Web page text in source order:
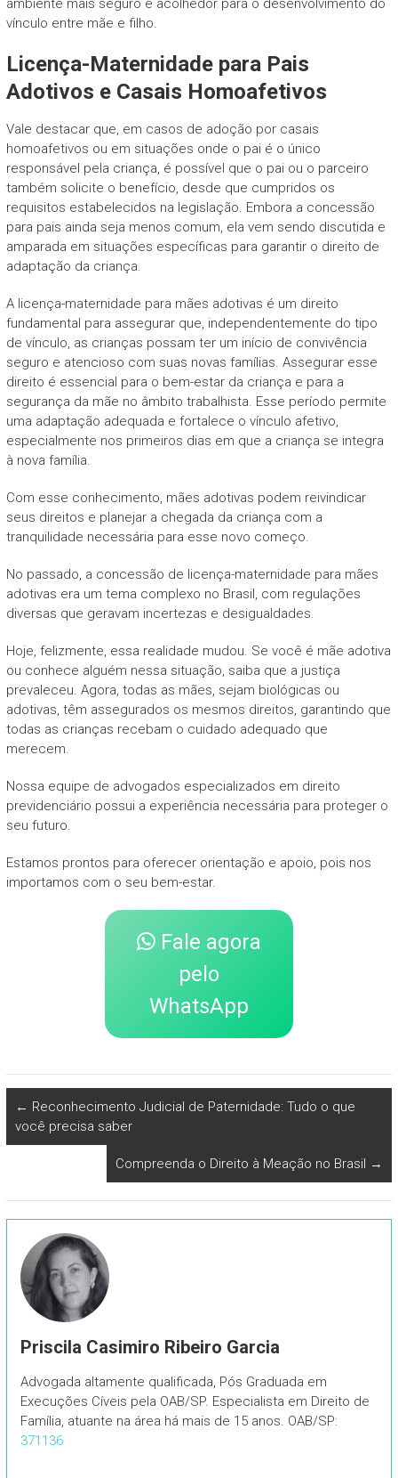
ambiente mais seguro e acolhedor para o desenvolvimento do
vínculo entre mãe e filho.
Licença-Maternidade para Pais
Adotivos e Casais Homoafetivos
Vale destacar que, em casos de adoção por casais
homoafetivos ou em situações onde o pai é o único
responsável pela criança, é possível que o pai ou o parceiro
também solicite o benefício, desde que cumpridos os
requisitos estabelecidos na legislação. Embora a concessão
para pais ainda seja menos comum, ela vem sendo discutida e
amparada em situações específicas para garantir o direito de
adaptação da criança.
A licença-maternidade para mães adotivas é um direito
fundamental para assegurar que, independentemente do tipo
de vínculo, as crianças possam ter um início de convivência
seguro e atencioso com suas novas famílias. Assegurar esse
direito é essencial para o bem-estar da criança e para a
segurança da mãe no âmbito trabalhista. Esse período permite
uma adaptação adequada e fortalece o vínculo afetivo,
especialmente nos primeiros dias em que a criança se integra
à nova família.
Com esse conhecimento, mães adotivas podem reivindicar
seus direitos e planejar a chegada da criança com a
tranquilidade necessária para esse novo começo.
No passado, a concessão de licença-maternidade para mães
adotivas era um tema complexo no Brasil, com regulações
diversas que geravam incertezas e desigualdades.
Hoje, felizmente, essa realidade mudou. Se você é mãe adotiva
ou conhece alguém nessa situação, saiba que a justiça
prevaleceu. Agora, todas as mães, sejam biológicas ou
adotivas, têm assegurados os mesmos direitos, garantindo que
todas as crianças recebam o cuidado adequado que
merecem.
Nossa equipe de advogados especializados em direito
previdenciário possui a experiência necessária para proteger o
seu futuro.
Estamos prontos para oferecer orientação e apoio, pois nos
importamos com o seu bem-estar.
Fale agora
pelo
WhatsApp
← Reconhecimento Judicial de Paternidade: Tudo o que
você precisa saber
Compreenda o Direito à Meação no Brasil →
Priscila Casimiro Ribeiro Garcia
Advogada altamente qualificada, Pós Graduada em
Execuções Cíveis pela OAB/SP. Especialista em Direito de
Família, atuante na área há mais de 15 anos. OAB/SP:
371136